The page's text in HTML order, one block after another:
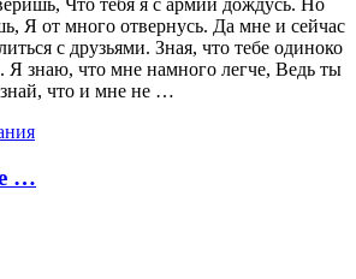
Я от много отвернусь. Да мне и сейчас
с друзьями. Зная, что тебе одиноко
Я знаю, что мне намного легче, Ведь ты
что и мне не …
…